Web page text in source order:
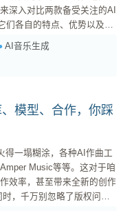
深入对比两款备受关注的AI
各自的特点、优势以及适
AI音乐生成
模型、合作，你踩
得一塌糊涂，各种AI作曲工
Music等等。这对于咱
效率，甚至带来全新的创作